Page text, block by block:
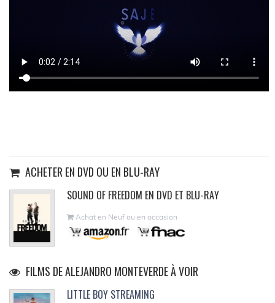
ACHETER EN DVD OU EN BLU-RAY
SOUND OF FREEDOM EN DVD ET BLU-RAY
Achat en Neuf ou en occasion
FILMS DE ALEJANDRO MONTEVERDE À VOIR
LITTLE BOY STREAMING